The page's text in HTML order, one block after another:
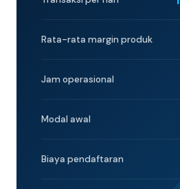
Rata-rata margin produk
Jam operasional
Modal awal
Biaya pendaftaran